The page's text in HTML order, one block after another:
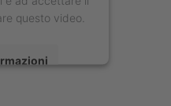
questo video.